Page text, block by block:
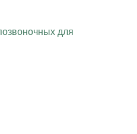
для